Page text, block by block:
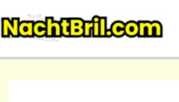
naar
de
inhoud